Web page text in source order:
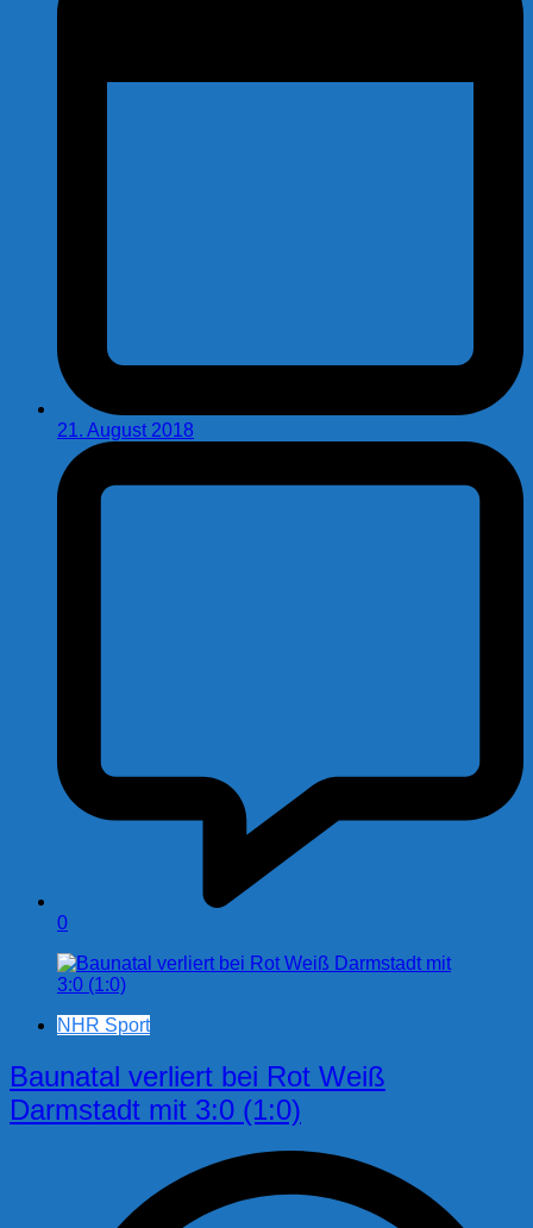
21. August 2018
0
NHR Sport
Baunatal verliert bei Rot Weiß
Darmstadt mit 3:0 (1:0)